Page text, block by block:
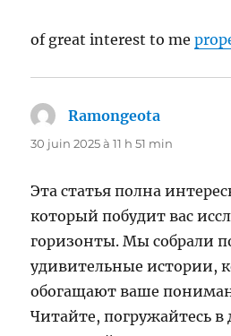
of great interest to me
Ramongeota
30 juin 2025 à 11 h 51 min
Эта статья полна
который побудит вас
горизонты. Мы собрали
удивительные истории,
обогащают ваше
Читайте, погружайтесь в